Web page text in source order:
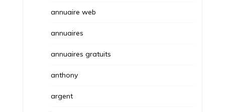
annuaire web
annuaires
annuaires gratuits
anthony
argent